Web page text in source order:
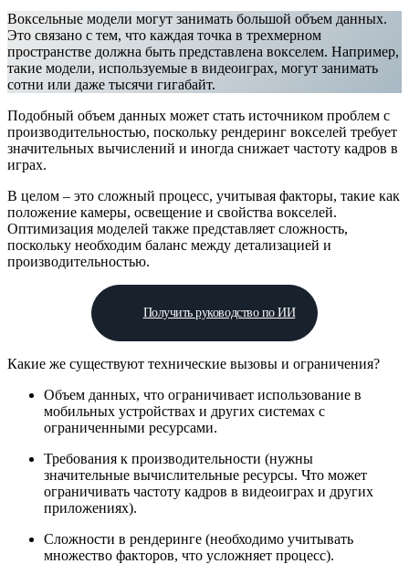
Воксельные модели могут занимать большой объем данных.
Это связано с тем, что каждая точка в трехмерном
пространстве должна быть представлена ​​вокселем. Например,
такие модели, используемые в видеоиграх, могут занимать
сотни или даже тысячи гигабайт.
Подобный объем данных может стать источником проблем с
производительностью, поскольку рендеринг вокселей требует
значительных вычислений и иногда снижает частоту кадров в
играх.
В целом – это сложный процесс, учитывая факторы, такие как
положение камеры, освещение и свойства вокселей.
Оптимизация моделей также представляет сложность,
поскольку необходим баланс между детализацией и
производительностью.
Получить руководство по ИИ
Какие же существуют технические вызовы и ограничения?
Объем данных, что ограничивает использование в
мобильных устройствах и других системах с
ограниченными ресурсами.
Требования к производительности (нужны
значительные вычислительные ресурсы. Что может
ограничивать частоту кадров в видеоиграх и других
приложениях).
Сложности в рендеринге (необходимо учитывать
множество факторов, что усложняет процесс).